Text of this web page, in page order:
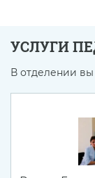
УСЛУГИ
В отделении вы